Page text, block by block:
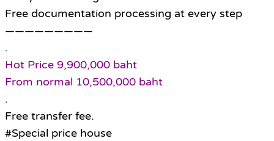
Free documentation processing at every step
—————————
.
Hot Price 9,900,000 baht
From normal 10,500,000 baht
.
Free transfer fee.
#Special price house